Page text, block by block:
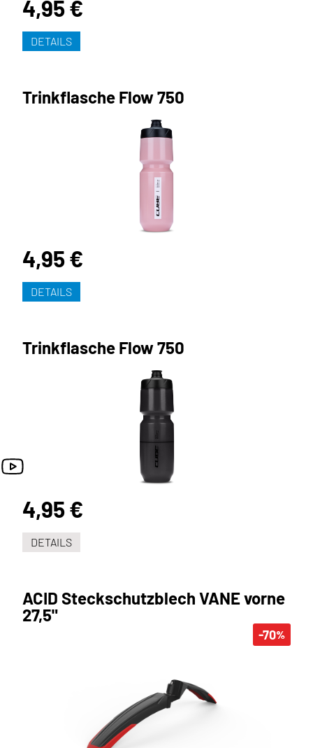
4,95 €
DETAILS
Trinkflasche Flow 750
4,95 €
DETAILS
Trinkflasche Flow 750
4,95 €
DETAILS
-70%
ACID Steckschutzblech VANE vorne
27,5"